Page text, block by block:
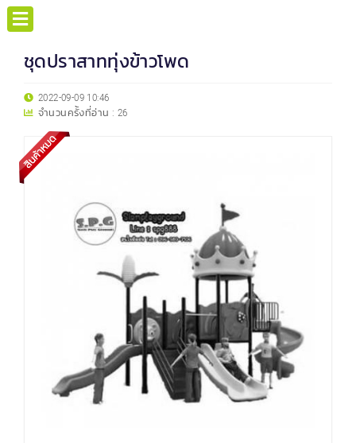
ชุดปราสาททุ่งข้าวโพด
2022-09-09 10:46
จำนวนครั้งที่อ่าน : 26